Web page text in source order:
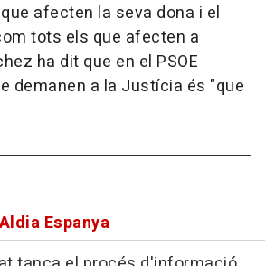
afecten la seva dona i el
tots els que afecten a
ha dit que en el PSOE
demanen a la Justícia és "que
Espanya